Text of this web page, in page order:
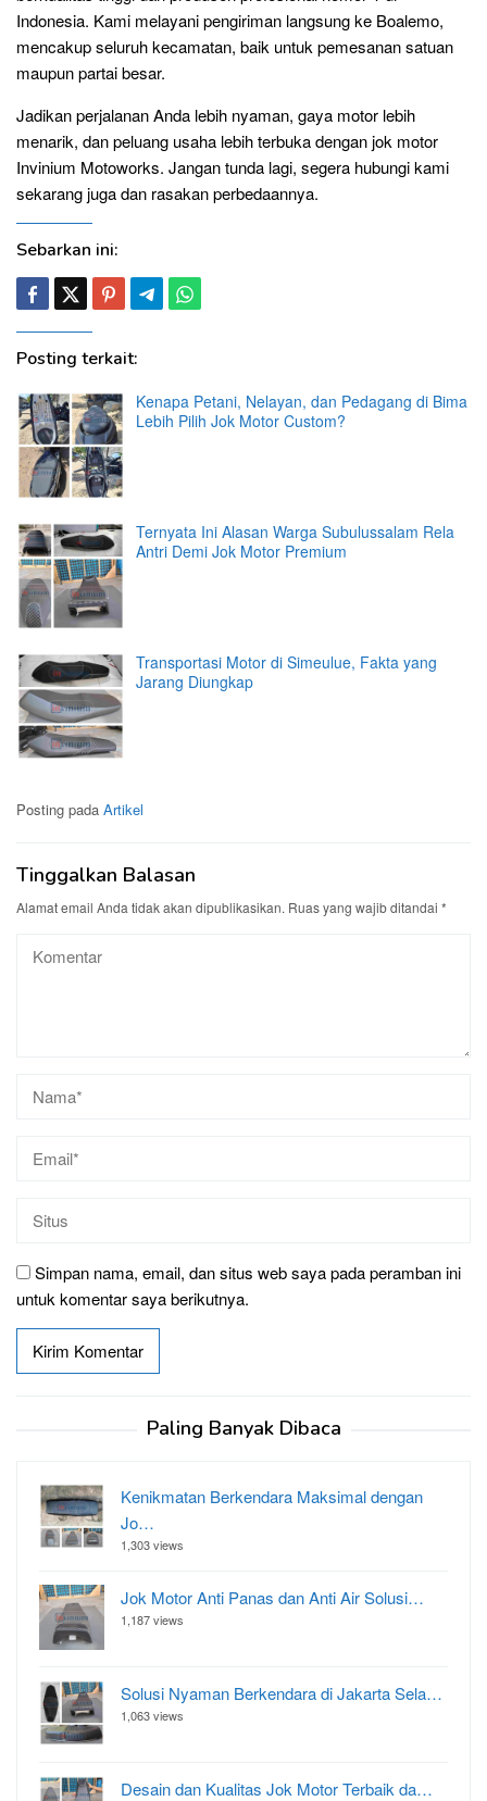
Indonesia. Kami melayani pengiriman langsung ke Boalemo,
mencakup seluruh kecamatan, baik untuk pemesanan satuan
maupun partai besar.
Jadikan perjalanan Anda lebih nyaman, gaya motor lebih
menarik, dan peluang usaha lebih terbuka dengan jok motor
Invinium Motoworks. Jangan tunda lagi, segera hubungi kami
sekarang juga dan rasakan perbedaannya.
Sebarkan ini:
Posting terkait:
Kenapa Petani, Nelayan, dan Pedagang di Bima
Lebih Pilih Jok Motor Custom?
Ternyata Ini Alasan Warga Subulussalam Rela
Antri Demi Jok Motor Premium
Transportasi Motor di Simeulue, Fakta yang
Jarang Diungkap
Posting pada Artikel
Tinggalkan Balasan
Alamat email Anda tidak akan dipublikasikan. Ruas yang wajib ditandai *
Simpan nama, email, dan situs web saya pada peramban ini
untuk komentar saya berikutnya.
Paling Banyak Dibaca
Kenikmatan Berkendara Maksimal dengan
Jo…
1,303 views
Jok Motor Anti Panas dan Anti Air Solusi…
1,187 views
Solusi Nyaman Berkendara di Jakarta Sela…
1,063 views
Desain dan Kualitas Jok Motor Terbaik da…